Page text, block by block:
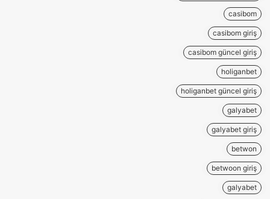
casibom
casibom giriş
casibom güncel giriş
holiganbet
holiganbet güncel giriş
galyabet
galyabet giriş
betwon
betwoon giriş
galyabet